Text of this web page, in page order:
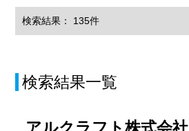
検索結果： 135件
検索結果一覧